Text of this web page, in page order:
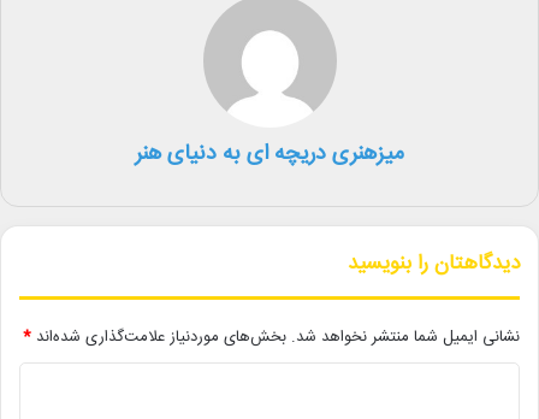
علی افشار از شهر تهران – استان تهران
۴- نمایش « چند گرگ از عروسی مادرم ماه جان» به نویسندگی رضا
گشتاسب و کارگردانی احسان جانمی از شهر اصفهان – استان اصفهان
۵- نمایش «خالکوب» به نویسندگی و کارگردانی مهرداد بخشی از شهر
۶- نمایش «دیفن هیدرامین» به نویسندگی و کارگردانی علیرضا معروفی،
از شهر تهران – استان تهران
۷- نمایش « زندگی میان آتش » به نویسندگی اصغر خلیلی و کارگردانی
رزا ماندنی از شهر اصفهان – استان اصفهان
۸- نمایش «سایدا (کاست محزون2)» به نویسندگی و کارگردانی مسلم
سلیمانیان ، از شهر شهرکرد – چهار محال و بختیاری
۹-نمایش « گاراژ » به نویسندگی کیانوش ایازی، عرفان پور محمدی و
میزهنری دریچه ای به دنیای هنر
دیدگاهتان را بنویسید
نشانی ایمیل شما منتشر نخواهد شد. بخش‌های موردنیاز علامت‌گذاری شده‌اند *